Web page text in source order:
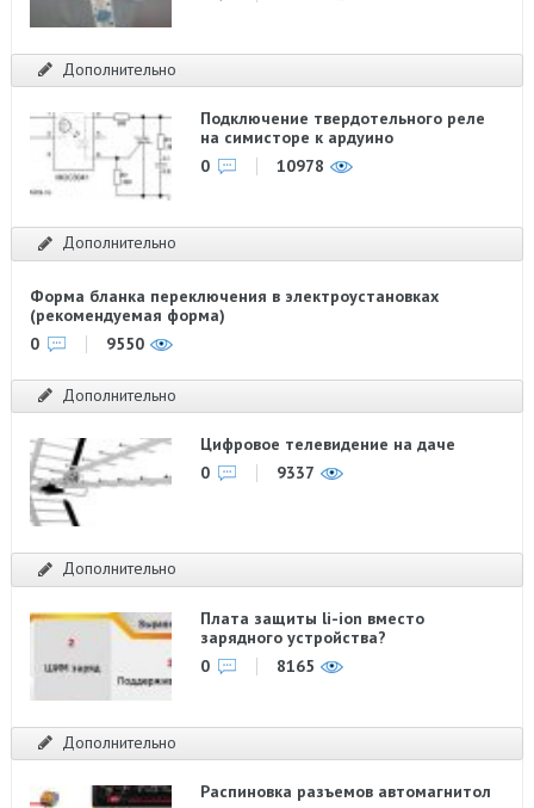
Дополнительно
Подключение твердотельного реле
на симисторе к ардуино
0
10978
Дополнительно
Форма бланка переключения в электроустановках
(рекомендуемая форма)
0
9550
Дополнительно
Цифровое телевидение на даче
0
9337
Дополнительно
Плата защиты li-ion вместо
зарядного устройства?
0
8165
Дополнительно
Распиновка разъемов автомагнитол